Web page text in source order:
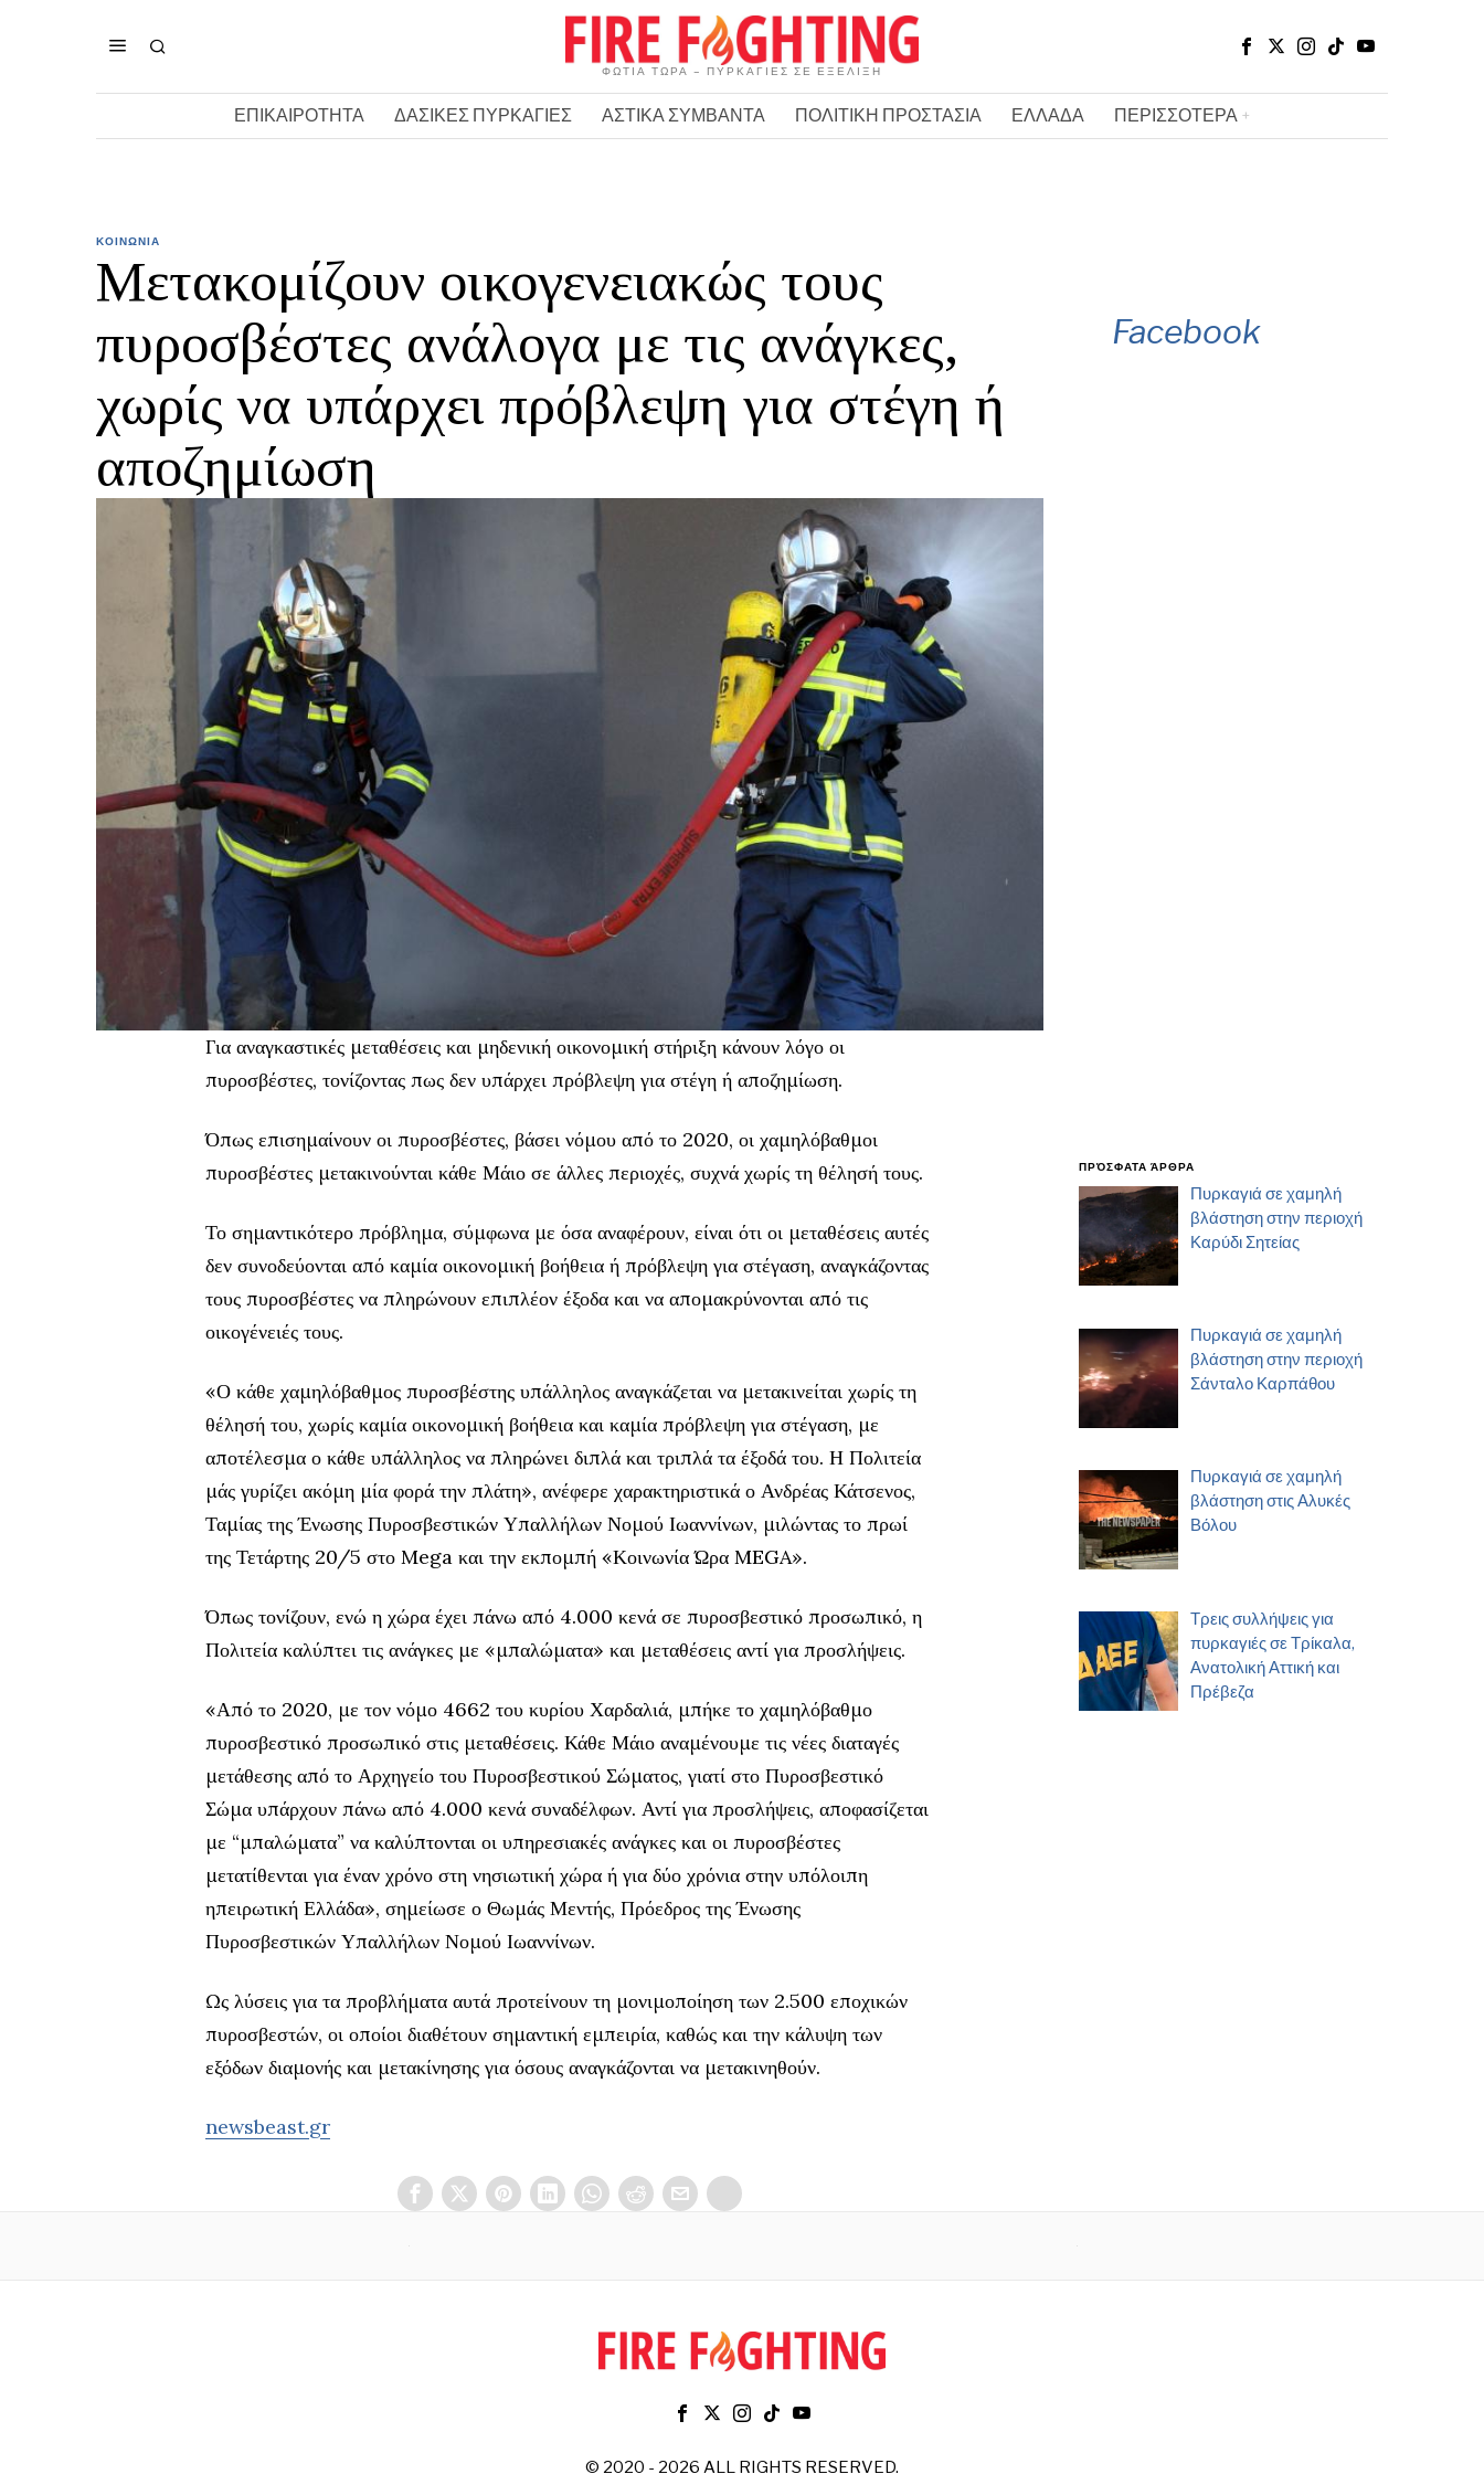
ΦΩΤΙΑ ΤΩΡΑ – ΠΥΡΚΑΓΙΕΣ ΣΕ ΕΞΕΛΙΞΗ
ΕΠΙΚΑΙΡΟΤΗΤΑ ΔΑΣΙΚΕΣ ΠΥΡΚΑΓΙΕΣ ΑΣΤΙΚΑ ΣΥΜΒΑΝΤΑ ΠΟΛΙΤΙΚΗ ΠΡΟΣΤΑΣΙΑ ΕΛΛΑΔΑ ΠΕΡΙΣΣΟΤΕΡΑ
ΚΟΙΝΩΝΙΑ
Μετακομίζουν οικογενειακώς τους
πυροσβέστες ανάλογα με τις ανάγκες,
χωρίς να υπάρχει πρόβλεψη για στέγη ή
αποζημίωση
Για αναγκαστικές μεταθέσεις και μηδενική οικονομική στήριξη κάνουν λόγο οι
πυροσβέστες, τονίζοντας πως δεν υπάρχει πρόβλεψη για στέγη ή αποζημίωση.
Όπως επισημαίνουν οι πυροσβέστες, βάσει νόμου από το 2020, οι χαμηλόβαθμοι
πυροσβέστες μετακινούνται κάθε Μάιο σε άλλες περιοχές, συχνά χωρίς τη θέλησή τους.
Το σημαντικότερο πρόβλημα, σύμφωνα με όσα αναφέρουν, είναι ότι οι μεταθέσεις αυτές
δεν συνοδεύονται από καμία οικονομική βοήθεια ή πρόβλεψη για στέγαση, αναγκάζοντας
τους πυροσβέστες να πληρώνουν επιπλέον έξοδα και να απομακρύνονται από τις
οικογένειές τους.
«Ο κάθε χαμηλόβαθμος πυροσβέστης υπάλληλος αναγκάζεται να μετακινείται χωρίς τη
θέλησή του, χωρίς καμία οικονομική βοήθεια και καμία πρόβλεψη για στέγαση, με
αποτέλεσμα ο κάθε υπάλληλος να πληρώνει διπλά και τριπλά τα έξοδά του. Η Πολιτεία
μάς γυρίζει ακόμη μία φορά την πλάτη», ανέφερε χαρακτηριστικά ο Ανδρέας Κάτσενος,
Ταμίας της Ένωσης Πυροσβεστικών Υπαλλήλων Νομού Ιωαννίνων, μιλώντας το πρωί
της Τετάρτης 20/5 στο Mega και την εκπομπή «Κοινωνία Ώρα MEGA».
Όπως τονίζουν, ενώ η χώρα έχει πάνω από 4.000 κενά σε πυροσβεστικό προσωπικό, η
Πολιτεία καλύπτει τις ανάγκες με «μπαλώματα» και μεταθέσεις αντί για προσλήψεις.
«Από το 2020, με τον νόμο 4662 του κυρίου Χαρδαλιά, μπήκε το χαμηλόβαθμο
πυροσβεστικό προσωπικό στις μεταθέσεις. Κάθε Μάιο αναμένουμε τις νέες διαταγές
μετάθεσης από το Αρχηγείο του Πυροσβεστικού Σώματος, γιατί στο Πυροσβεστικό
Σώμα υπάρχουν πάνω από 4.000 κενά συναδέλφων. Αντί για προσλήψεις, αποφασίζεται
με “μπαλώματα” να καλύπτονται οι υπηρεσιακές ανάγκες και οι πυροσβέστες
μετατίθενται για έναν χρόνο στη νησιωτική χώρα ή για δύο χρόνια στην υπόλοιπη
ηπειρωτική Ελλάδα», σημείωσε ο Θωμάς Μεντής, Πρόεδρος της Ένωσης
Πυροσβεστικών Υπαλλήλων Νομού Ιωαννίνων.
Ως λύσεις για τα προβλήματα αυτά προτείνουν τη μονιμοποίηση των 2.500 εποχικών
πυροσβεστών, οι οποίοι διαθέτουν σημαντική εμπειρία, καθώς και την κάλυψη των
εξόδων διαμονής και μετακίνησης για όσους αναγκάζονται να μετακινηθούν.
newsbeast.gr
Facebook
ΠΡΌΣΦΑΤΑ ΆΡΘΡΑ
Πυρκαγιά σε χαμηλή
βλάστηση στην περιοχή
Καρύδι Σητείας
Πυρκαγιά σε χαμηλή
βλάστηση στην περιοχή
Σάνταλο Καρπάθου
Πυρκαγιά σε χαμηλή
βλάστηση στις Αλυκές
Βόλου
Τρεις συλλήψεις για
πυρκαγιές σε Τρίκαλα,
Ανατολική Αττική και
Πρέβεζα
© 2020 - 2026 ALL RIGHTS RESERVED.